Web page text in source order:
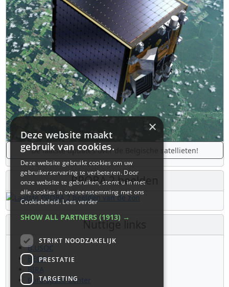
De laatste updates over de Belgische satellieten!
PROBA 2 beelden
Nuttige links
B.USOC
BEOP
BIRA
Euro Space Center
×
Deze website maakt
gebruik van cookies.
Deze website gebruikt cookies om uw
gebruikerservaring te verbeteren. Door
onze website te gebruiken, stemt u in met
alle cookies in overeenstemming met ons
Cookiebeleid.Lees verder
SHOW ALL PARTNERS (1913) →
STRIKT NOODZAKELIJK
PRESTATIE
TARGETING